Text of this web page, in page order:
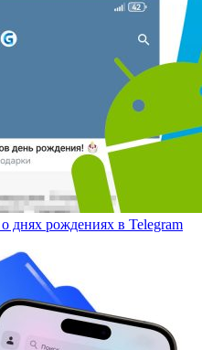
днях рождениях в Telegram